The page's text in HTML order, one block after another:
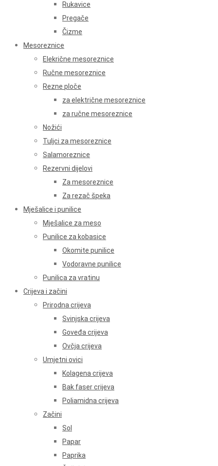
Rukavice
Pregače
Čizme
Mesoreznice
Elekrične mesoreznice
Ručne mesoreznice
Rezne ploče
za električne mesoreznice
za ručne mesoreznice
Nožići
Tuljci za mesoreznice
Salamoreznice
Rezervni dijelovi
Za mesoreznice
Za rezač špeka
Mješalice i punilice
Mješalice za meso
Punilice za kobasice
Okomite punilice
Vodoravne punilice
Punilica za vratinu
Crijeva i začini
Prirodna crijeva
Svinjska crijeva
Goveđa crijeva
Ovčja crijeva
Umjetni ovici
Kolagena crijeva
Bak faser crijeva
Poliamidna crijeva
Začini
Sol
Papar
Paprika